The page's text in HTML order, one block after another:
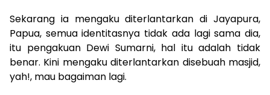
Sekarang ia mengaku diterlantarkan di Jayapura,
Papua, semua identitasnya tidak ada lagi sama dia,
itu pengakuan Dewi Sumarni, hal itu adalah tidak
benar. Kini mengaku diterlantarkan disebuah masjid,
yah!, mau bagaiman lagi.